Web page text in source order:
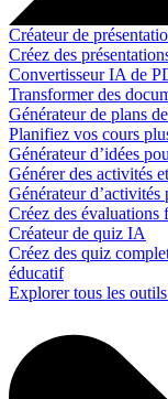
Créateur de
Créez des
Convertisseur IA de
Transformer des
Générateur de plans
Planifiez vos cours
Générateur d’idées
Générer des activités
Générateur
Créez des évaluations
Créateur de quiz IA
Créez des quiz
éducatif
Explorer tous les